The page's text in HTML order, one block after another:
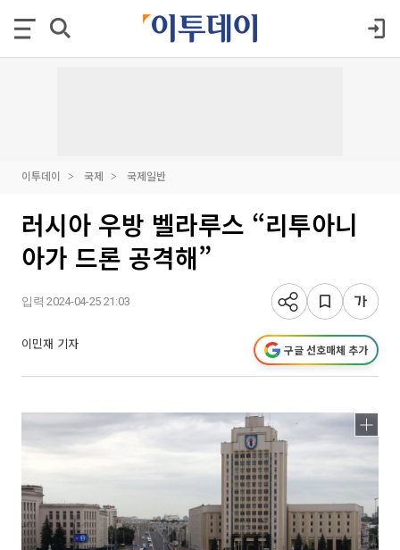
이투데이 국제 국제일반
러시아 우방 벨라루스 “리투아니
아가 드론 공격해”
입력 2024-04-25 21:03
이민재 기자 구글 선호매체 추가